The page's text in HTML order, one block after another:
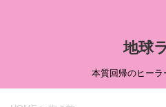
地球
本質回帰のヒーラ